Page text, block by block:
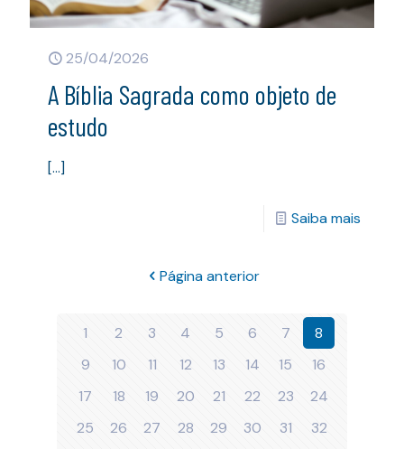
25/04/2026
A Bíblia Sagrada como objeto de
estudo
[…]
Saiba mais
Página anterior
1 2 3 4 5 6 7
8
9
10 11 12 13 14 15
16
17
18 19 20 21 22 23
24
25
26 27 28 29 30 31
32